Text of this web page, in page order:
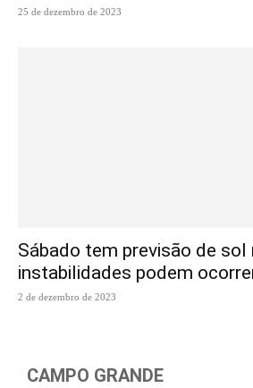
25 de dezembro de 2023
Sábado tem previsão de sol
instabilidades podem
2 de dezembro de 2023
CAMPO GRANDE